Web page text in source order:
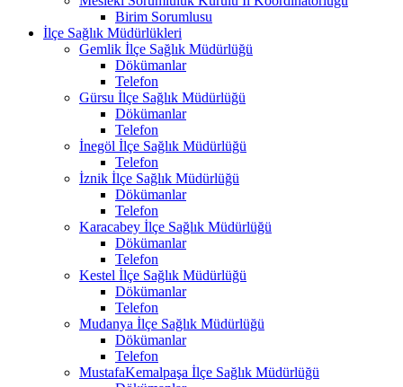
Birim Sorumlusu
İlçe Sağlık Müdürlükleri
Gemlik İlçe Sağlık Müdürlüğü
Dökümanlar
Telefon
Gürsu İlçe Sağlık Müdürlüğü
Dökümanlar
Telefon
İnegöl İlçe Sağlık Müdürlüğü
Telefon
İznik İlçe Sağlık Müdürlüğü
Dökümanlar
Telefon
Karacabey İlçe Sağlık Müdürlüğü
Dökümanlar
Telefon
Kestel İlçe Sağlık Müdürlüğü
Dökümanlar
Telefon
Mudanya İlçe Sağlık Müdürlüğü
Dökümanlar
Telefon
MustafaKemalpaşa İlçe Sağlık Müdürlüğü